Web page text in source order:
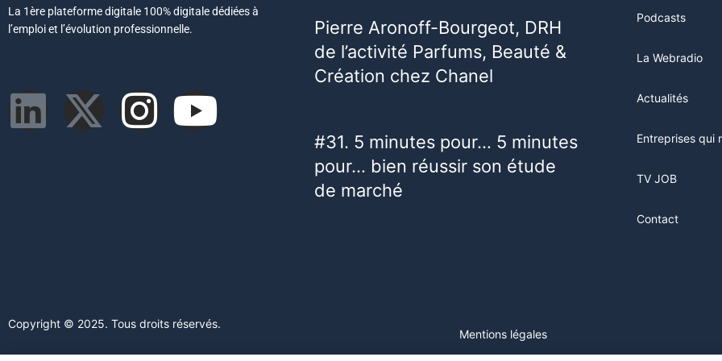
La 1ère plateforme digitale 100% digitale dédiées à
l’emploi et l’évolution professionnelle.
Pierre Aronoff-Bourgeot, DRH
de l’activité Parfums, Beauté &
Création chez Chanel
#31. 5 minutes pour… 5 minutes
pour… bien réussir son étude
de marché
Podcasts
La Webradio
Actualités
Entreprises qui
TV JOB
Contact
Copyright © 2025. Tous droits réservés.
Mentions légales